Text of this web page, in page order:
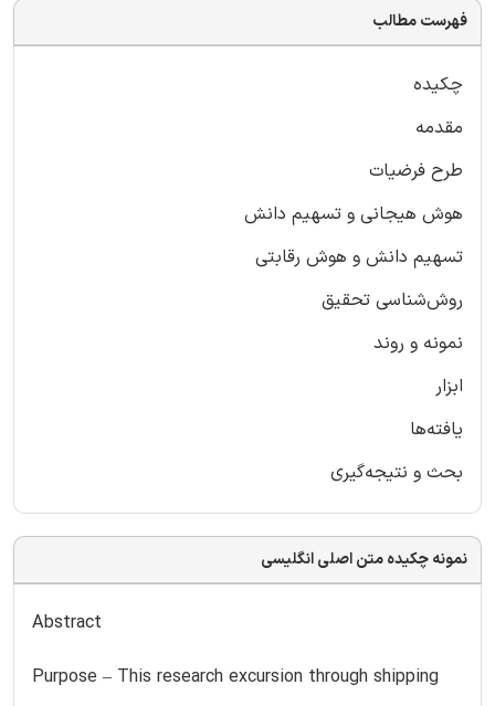
فهرست مطالب
چکیده
مقدمه
طرح فرضیات
هوش هیجانی و تسهیم دانش
تسهیم دانش و هوش رقابتی
روش‌شناسی تحقیق
نمونه و روند
ابزار
یافته‌ها
بحث و نتیجه‌گیری
نمونه چکیده متن اصلی انگلیسی
Abstract
Purpose – This research excursion through shipping